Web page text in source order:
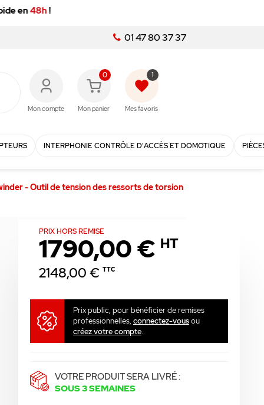
01 47 80 37 37
Mon compte
0
Mon panier
favorite
1
Mes favoris
INTERPHONIE CONTRÔLE D'ACCÈS ET DOMOTIQUE
- Outil de tension des ressorts de torsion
PRIX HORS REMISE
1790,00 € HT
2148,00 € TTC
Prix public, pour bénéficier de remises
professionnelles, connectez-vousou
créez votre compte.
VOTRE PRODUIT SERA LIVRÉ :
SOUS 3 SEMAINES